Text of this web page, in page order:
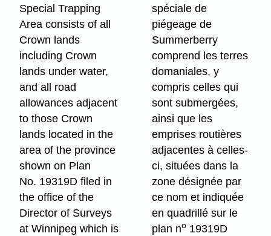
Special Trapping
Area consists of all
Crown lands
including Crown
lands under water,
and all road
allowances adjacent
to those Crown
lands located in the
area of the province
shown on Plan
No. 19319D filed in
the office of the
Director of Surveys
at Winnipeg which is
spéciale de
piégeage de
Summerberry
comprend les terres
domaniales, y
compris celles qui
sont submergées,
ainsi que les
emprises routières
adjacentes à celles-
ci, situées dans la
zone désignée par
ce nom et indiquée
en quadrillé sur le
plan no 19319D